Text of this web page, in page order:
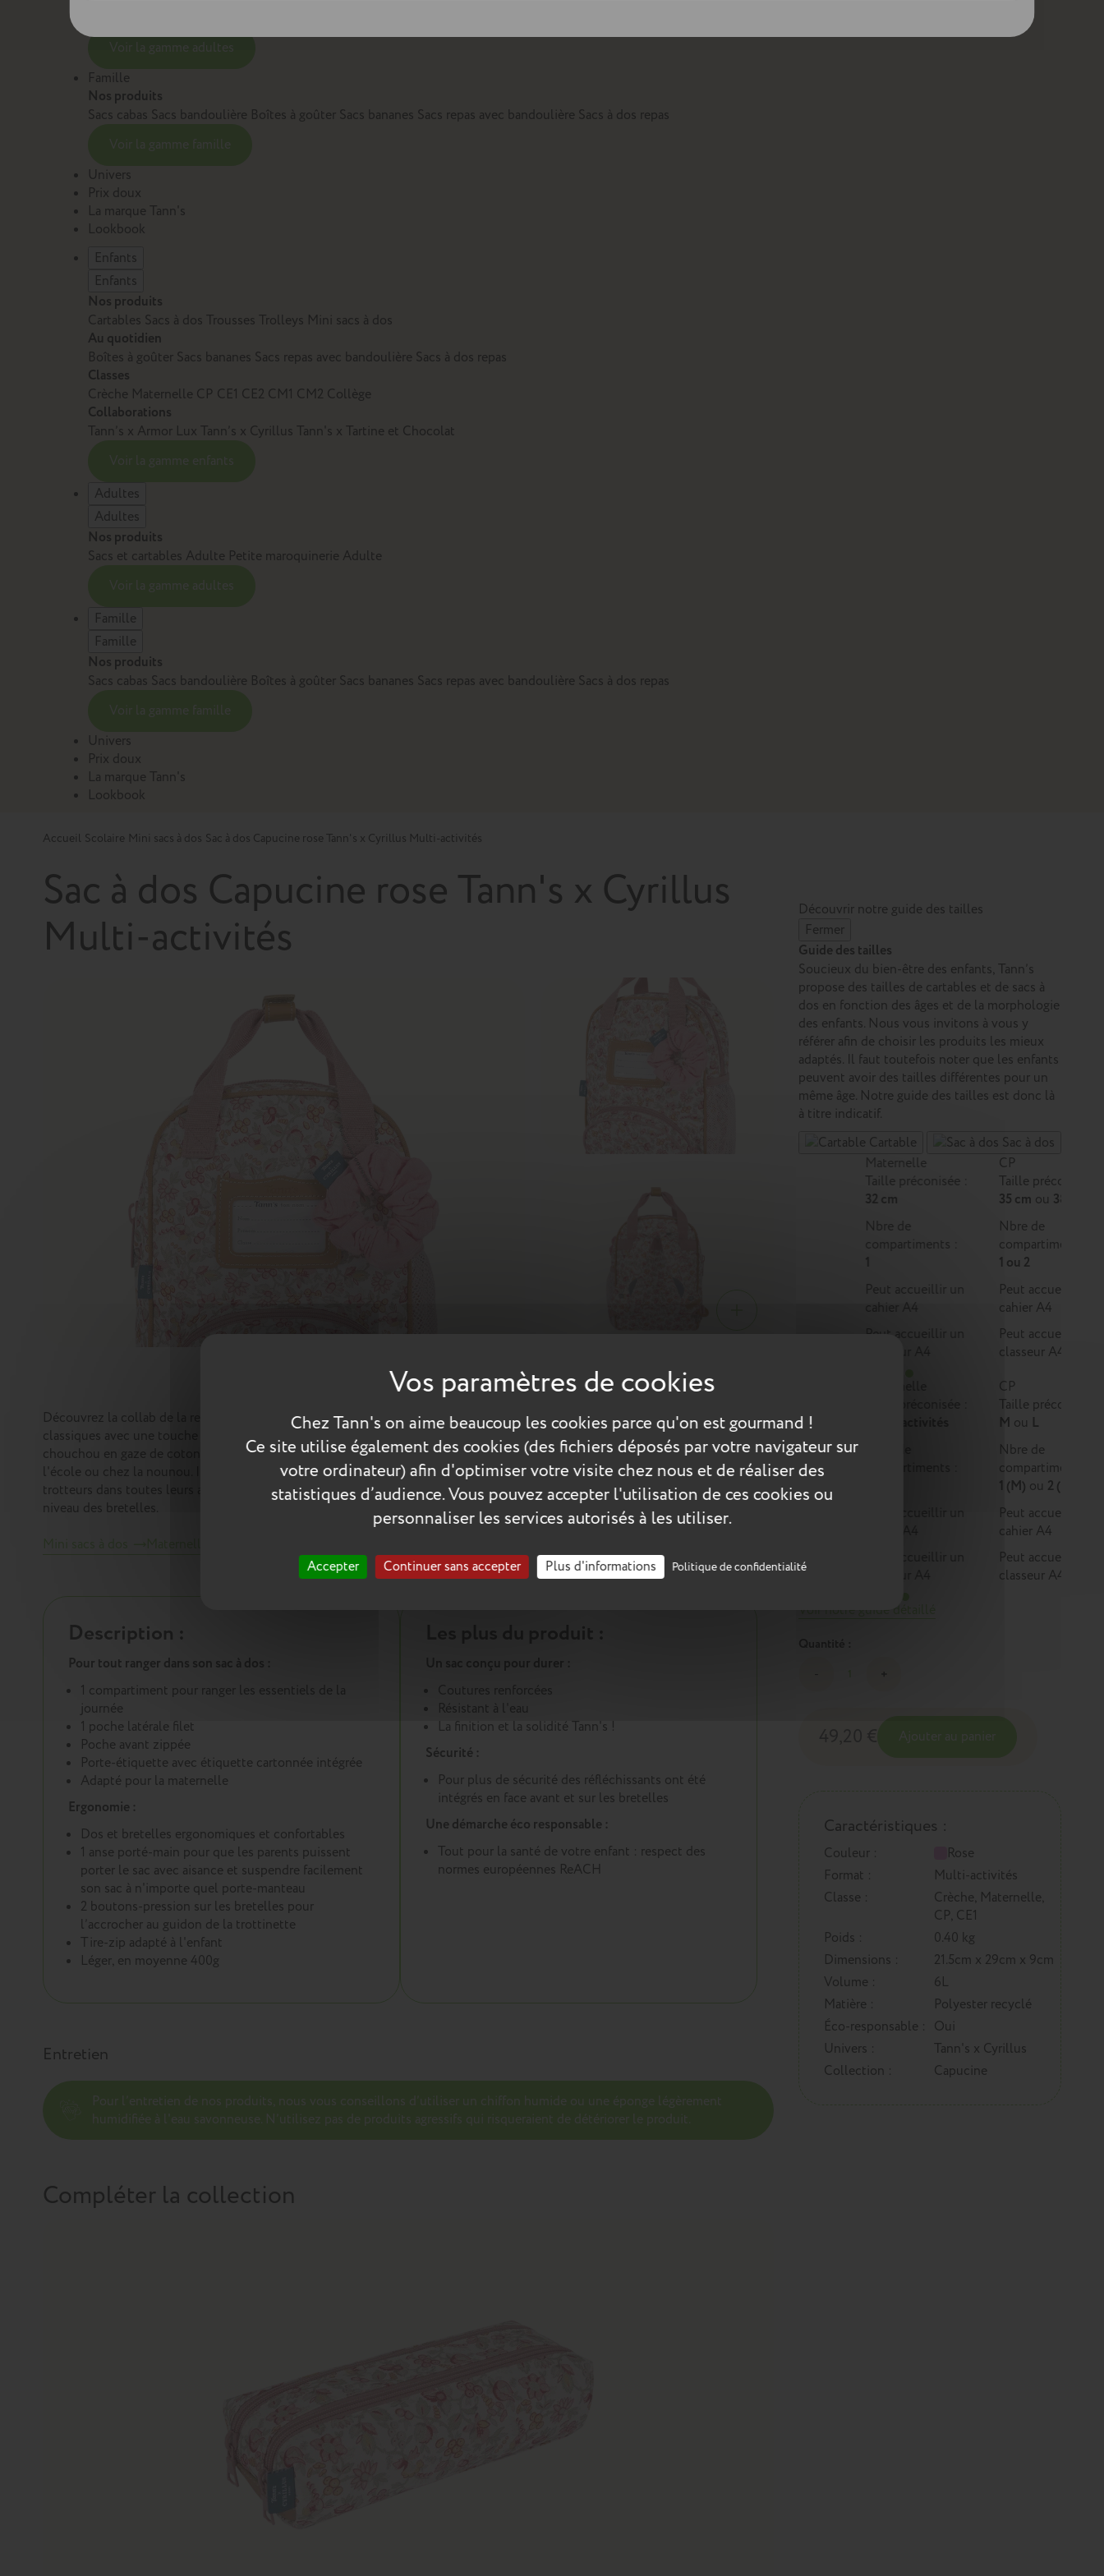
Chez Tann's on aime beaucoup les cookies parce qu'on est gourmand !
Ce site utilise également des cookies (des fichiers déposés par votre navigateur sur
votre ordinateur) afin d'optimiser votre visite chez nous et de réaliser des
statistiques d’audience. Vous pouvez accepter l'utilisation de ces cookies ou
personnaliser les services autorisés à les utiliser.
Accepter Continuer sans accepter Plus d'informations Politique de confidentialité
Famille
Nos produits
Sacs cabas Sacs bandoulière Boîtes à goûter Sacs bananes Sacs repas avec bandoulière Sacs à dos repas
Univers
Prix doux
La marque Tann's
Lookbook
Enfants
Enfants
Nos produits
Cartables Sacs à dos Trousses Trolleys Mini sacs à dos
Au quotidien
Boîtes à goûter Sacs bananes Sacs repas avec bandoulière Sacs à dos repas
Classes
Crèche Maternelle CP CE1 CE2 CM1 CM2 Collège
Collaborations
Tann’s x Armor Lux Tann’s x Cyrillus Tann's x Tartine et Chocolat
Adultes
Adultes
Nos produits
Sacs et cartables Adulte Petite maroquinerie Adulte
Famille
Famille
Nos produits
Sacs cabas Sacs bandoulière Boîtes à goûter Sacs bananes Sacs repas avec bandoulière Sacs à dos repas
Univers
Prix doux
La marque Tann's
Lookbook
Accueil Scolaire Mini sacs à dos Sac à dos Capucine rose Tann's x Cyrillus Multi-activités
Sac à dos Capucine rose Tann's x Cyrillus
Multi-activités
Découvrir notre guide des tailles
Fermer
Guide des tailles
Soucieux du bien-être des enfants, Tann’s
propose des tailles de cartables et de sacs à
dos en fonction des âges et de la morphologie
des enfants. Nous vous invitons à vous y
référer afin de choisir les produits les mieux
adaptés. Il faut toutefois noter que les enfants
peuvent avoir des tailles différentes pour un
même âge. Notre guide des tailles est donc là
à titre indicatif.
Cartable
Sac à dos
Maternelle
Taille préconisée :
32 cm
Nbre de
compartiments :
1
Peut accueillir un
cahier A4
Peut accueillir un
CP
Taille préconisée :
35 cm ou 38 cm
Nbre de
compartiments :
1 ou 2
Peut accueillir un
cahier A4
Peut accueillir un
classeur A4
CP
Taille préconisée :
M ou L
Nbre de
compartiments :
1 (M) ou 2 (L)
Peut accueillir un
cahier A4
Peut accueillir un
classeur A4
Voir notre guide détaillé
Caractéristiques :
Couleur :
Rose
Format :
Multi-activités
Classe :
Crèche, Maternelle,
CP, CE1
Poids :
0.40 kg
Dimensions :
21.5cm x 29cm x 9cm
Volume :
6L
Matière :
Polyester recyclé
Éco-responsable : Oui
Univers :
Tann's x Cyrillus
Collection :
Capucine
Découvrez la collab de la rentrée Tann's x Cyrillus. Entrez dans un univers empreint de mode et de douceur grâce à des modèles
classiques avec une touche de twist ! Le sac à dos multi-activités. Pour parfaire ce modèle, chaque sac à dos est accompagné d'un
chouchou en gaze de coton, à porter dans les cheveux ou en guise de bracelet. Ce sac à dos est idéal pour les premiers pas à
l'école ou chez la nounou. Il est aussi très pratique pour les balades et les activités extrascolaires. Pour accompagner les globe-
trotteurs dans toutes leurs aventures, ce sac à dos s’accroche aux guidons des trottinettes grâce à un système de pressions au
niveau des bretelles.
Description :
Pour tout ranger dans son sac à dos :
1 compartiment pour ranger les essentiels de la
journée
1 poche latérale filet
Poche avant zippée
Porte-étiquette avec étiquette cartonnée intégrée
Adapté pour la maternelle
Ergonomie :
Dos et bretelles ergonomiques et confortables
1 anse porté-main pour que les parents puissent
porter le sac avec aisance et suspendre facilement
son sac à n'importe quel porte-manteau
2 boutons-pression sur les bretelles pour
l’accrocher au guidon de la trottinette
Tire-zip adapté à l'enfant
Léger, en moyenne 400g
Résistant à l'eau
La finition et la solidité Tann's !
Sécurité :
Pour plus de sécurité des réfléchissants ont été
intégrés en face avant et sur les bretelles
Une démarche éco responsable :
Tout pour la santé de votre enfant : respect des
normes européennes ReACH
Entretien
Compléter la collection